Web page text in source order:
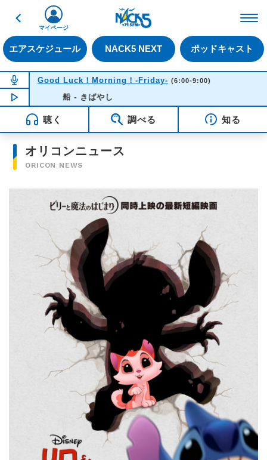
戻る
エアスケジュール NACK5 NEXT ポッドキャスト
マイページ
NOW ON AIR
Good Luck！Morning！-Friday- (6:00-9:00)
NOW PLAYING06:33
船 - きばやし
聴く 調べる 知る
オリコンニュース
ORICON NEWS